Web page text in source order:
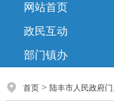
网站首页
政民互动
部门镇办
首页> 陆丰市人民政府